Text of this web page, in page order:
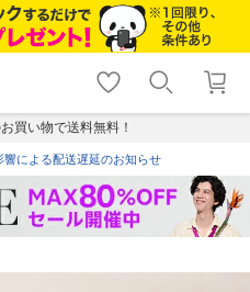
shopping_cart lock_outline
ログイン
買い物で送料無料！
による配送遅延のお知らせ